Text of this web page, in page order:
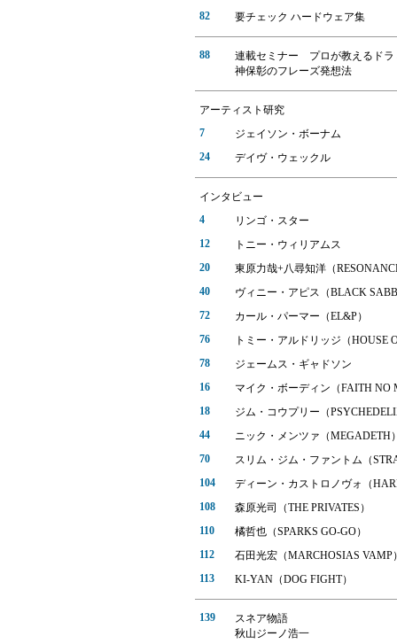
82
要チェック ハードウェア集
88
連載セミナー プロが教えるドラ
神保彰のフレーズ発想法
アーティスト研究
7
ジェイソン・ボーナム
24
デイヴ・ウェックル
インタビュー
4
リンゴ・スター
12
トニー・ウィリアムス
20
東原力哉+八尋知洋（
40
ヴィニー・アピス（BLACK
72
カール・パーマー（EL&P）
76
トミー・アルドリッジ（HOUSE
78
ジェームス・ギャドソン
16
マイク・ボーディン（FAITH NO
18
ジム・コウプリー（
44
ニック・メンツァ（MEGADETH
70
スリム・ジム・ファントム（
104
ディーン・カストロノヴォ（
108
森原光司（THE PRIVATES）
110
橘哲也（SPARKS GO-GO）
112
石田光宏（MARCHOSIAS VAMP
113
KI-YAN（DOG FIGHT）
139
スネア物語
秋山ジーノ浩一